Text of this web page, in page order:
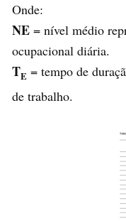
Onde:
NE = nível médio
ocupacional diária.
TE = tempo de
de trabalho.